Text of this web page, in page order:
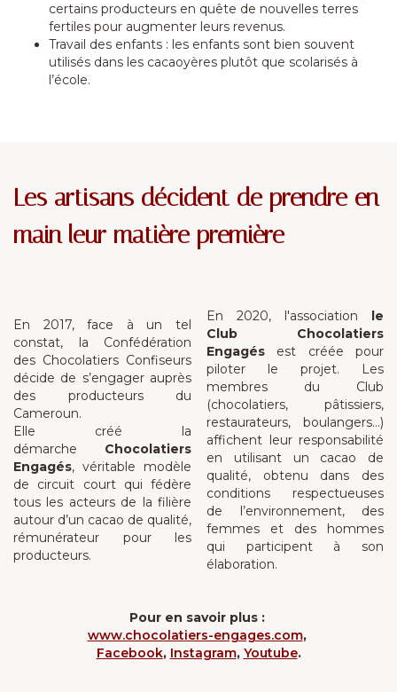
certains producteurs en quête de nouvelles terres
fertiles pour augmenter leurs revenus.
Travail des enfants : les enfants sont bien souvent
utilisés dans les cacaoyères plutôt que scolarisés à
l’école.
Les artisans décident de prendre en
main leur matière première
En 2017, face à un tel
constat, la Confédération
des Chocolatiers Confiseurs
décide de s’engager auprès
des producteurs du
Cameroun.
Elle créé la
démarche Chocolatiers
Engagés, véritable modèle
de circuit court qui fédère
tous les acteurs de la filière
autour d’un cacao de qualité,
rémunérateur pour les
producteurs.
En 2020, l'association le
Club Chocolatiers
Engagés est créée pour
piloter le projet. Les
membres du Club
(chocolatiers, pâtissiers,
restaurateurs, boulangers…)
affichent leur responsabilité
en utilisant un cacao de
qualité, obtenu dans des
conditions respectueuses
de l’environnement, des
femmes et des hommes
qui participent à son
élaboration.
Pour en savoir plus :
www.chocolatiers-engages.com,
Facebook, Instagram, Youtube.